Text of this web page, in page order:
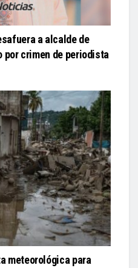
a alcalde de
crimen de periodista
meteorológica para